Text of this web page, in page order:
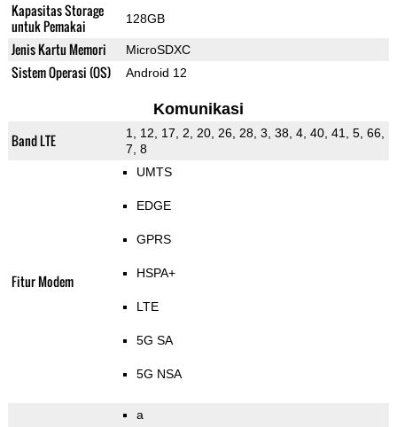
Kapasitas Storage
untuk Pemakai
128GB
Jenis Kartu Memori MicroSDXC
Sistem Operasi (OS) Android 12
Komunikasi
Band LTE
1, 12, 17, 2, 20, 26, 28, 3, 38, 4, 40, 41, 5, 66,
7, 8
Fitur Modem
UMTS
EDGE
GPRS
HSPA+
LTE
5G SA
5G NSA
a